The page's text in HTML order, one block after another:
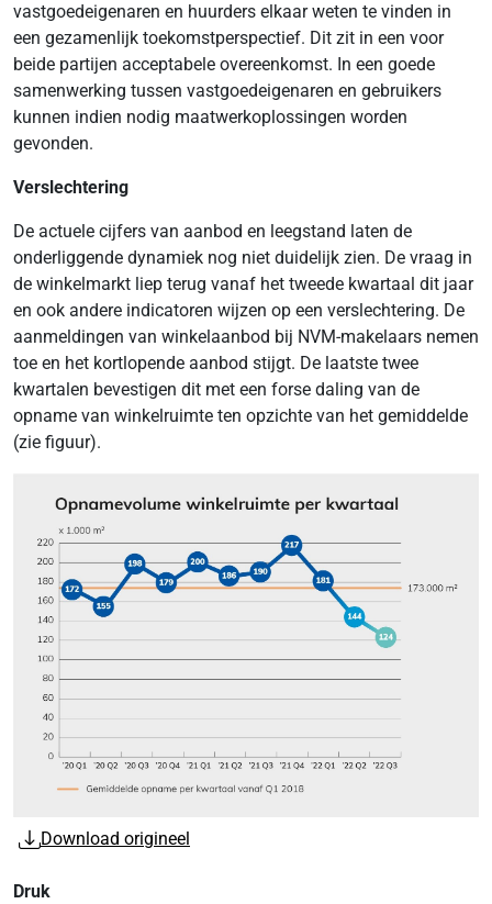
vastgoedeigenaren en huurders elkaar weten te vinden in
een gezamenlijk toekomstperspectief. Dit zit in een voor
beide partijen acceptabele overeenkomst. In een goede
samenwerking tussen vastgoedeigenaren en gebruikers
kunnen indien nodig maatwerkoplossingen worden
gevonden.
Verslechtering
De actuele cijfers van aanbod en leegstand laten de
onderliggende dynamiek nog niet duidelijk zien. De vraag in
de winkelmarkt liep terug vanaf het tweede kwartaal dit jaar
en ook andere indicatoren wijzen op een verslechtering. De
aanmeldingen van winkelaanbod bij NVM-makelaars nemen
toe en het kortlopende aanbod stijgt. De laatste twee
kwartalen bevestigen dit met een forse daling van de
opname van winkelruimte ten opzichte van het gemiddelde
(zie figuur).
Download origineel
Druk